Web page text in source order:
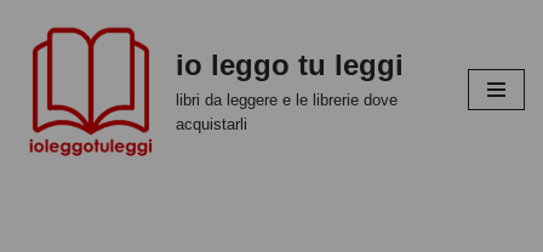
contenuto
io leggo tu leggi
libri da leggere e le librerie dove
acquistarli